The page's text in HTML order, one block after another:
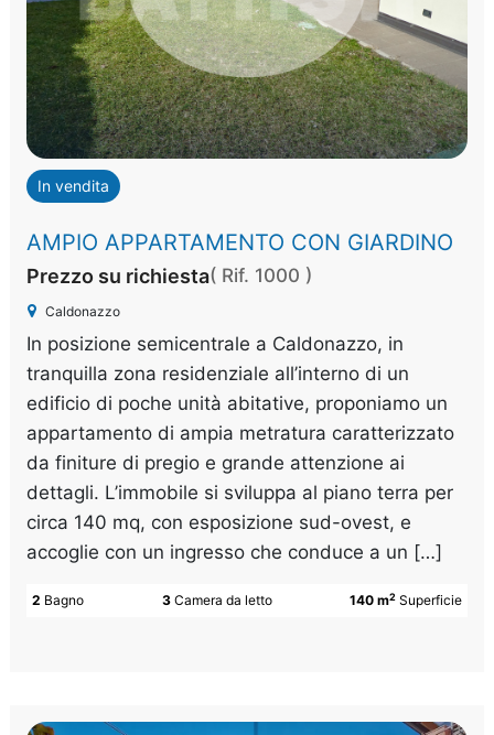
In vendita
AMPIO APPARTAMENTO CON GIARDINO
Prezzo su richiesta( Rif. 1000 )
Caldonazzo
In posizione semicentrale a Caldonazzo, in
tranquilla zona residenziale all’interno di un
edificio di poche unità abitative, proponiamo un
appartamento di ampia metratura caratterizzato
da finiture di pregio e grande attenzione ai
dettagli. L’immobile si sviluppa al piano terra per
circa 140 mq, con esposizione sud-ovest, e
accoglie con un ingresso che conduce a un […]
140 m2 Superficie
3 Camera da letto
2 Bagno